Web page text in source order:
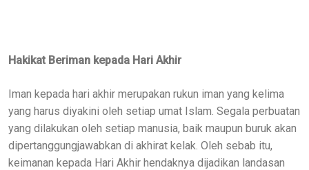
Hakikat Beriman kepada Hari Akhir
Iman kepada hari akhir merupakan rukun iman yang kelima
yang harus diyakini oleh setiap umat Islam. Segala perbuatan
yang dilakukan oleh setiap manusia, baik maupun buruk akan
dipertanggungjawabkan di akhirat kelak. Oleh sebab itu,
keimanan kepada Hari Akhir hendaknya dijadikan landasan